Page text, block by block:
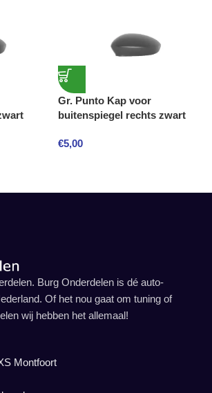
Gr. Punto Kap voor
buitenspiegel rechts zwart
€5,00
Burg Onderdelen is dé auto-
Of het nou gaat om tuning of
wij hebben het allemaal!
Montfoort